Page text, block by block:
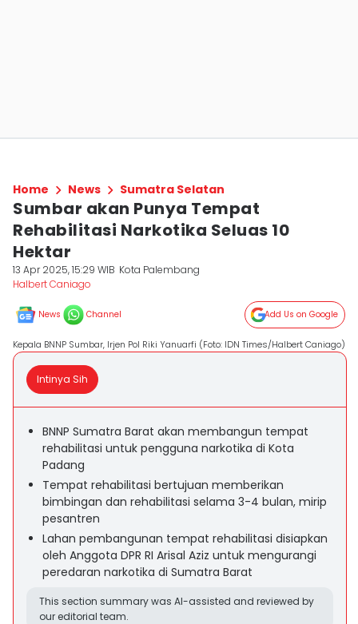
Home News Sumatra Selatan
Sumbar akan Punya Tempat
Rehabilitasi Narkotika Seluas 10
Hektar
13 Apr 2025, 15:29 WIB Kota Palembang
Halbert Caniago
News Channel Add Us on Google
Kepala BNNP Sumbar, Irjen Pol Riki Yanuarfi (Foto: IDN Times/Halbert Caniago)
Intinya Sih
BNNP Sumatra Barat akan membangun tempat
rehabilitasi untuk pengguna narkotika di Kota
Padang
Tempat rehabilitasi bertujuan memberikan
bimbingan dan rehabilitasi selama 3-4 bulan, mirip
pesantren
Lahan pembangunan tempat rehabilitasi disiapkan
oleh Anggota DPR RI Arisal Aziz untuk mengurangi
peredaran narkotika di Sumatra Barat
This section summary was AI-assisted and reviewed by
our editorial team.